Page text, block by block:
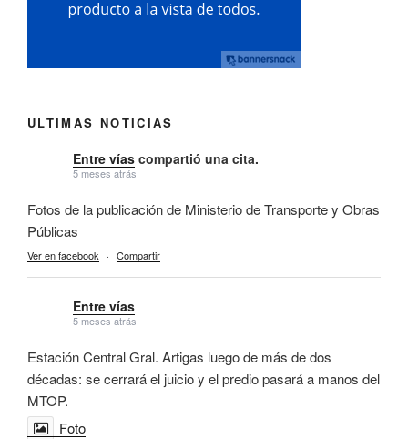
ULTIMAS NOTICIAS
Entre vías compartió una cita.
5 meses atrás
Fotos de la publicación de Ministerio de Transporte y Obras
Públicas
Ver en facebook · Compartir
Entre vías
5 meses atrás
Estación Central Gral. Artigas luego de más de dos
décadas: se cerrará el juicio y el predio pasará a manos del
MTOP.
Foto